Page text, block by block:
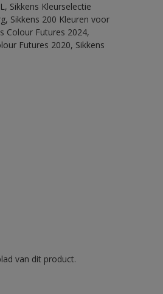
Sikkens Kleurselectie
Sikkens 200 Kleuren voor
Colour Futures 2024,
Futures 2020, Sikkens
van dit product.